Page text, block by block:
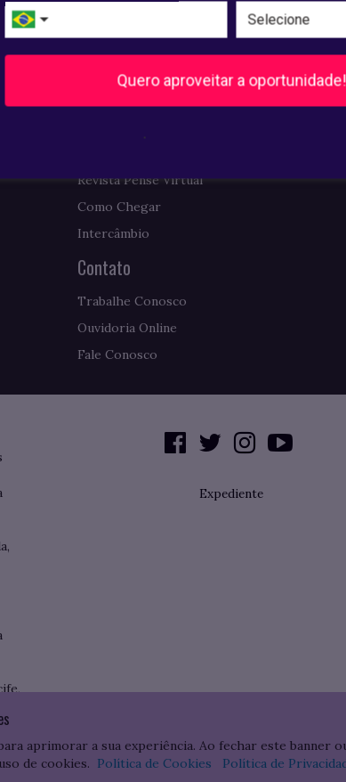
Quero aproveitar a oportunidade!
aprimorar a sua experiência. Ao fechar este banner
de cookies. Política de Cookies Política de
Biblioteca
Revista Pense Virtual
Como Chegar
Intercâmbio
Contato
Trabalhe Conosco
Ouvidoria Online
Fale Conosco
Expediente